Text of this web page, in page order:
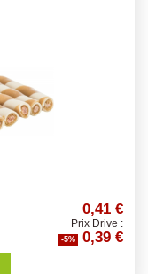
0,41 €
Prix Drive :
-5% 0,39 €